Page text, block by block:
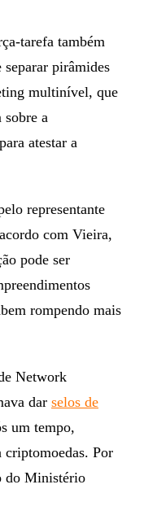
tarefa também
pirâmides
multinível, que
a
atestar a
representante
com Vieira,
pode ser
rompendo mais
Network
dar selos de
um tempo,
criptomoedas. Por
do Ministério